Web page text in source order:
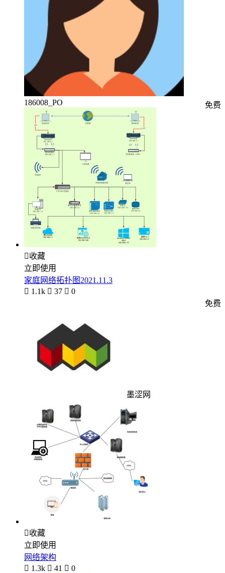
186008_PO 免费
收藏
立即使用
家庭网络拓扑图2021.11.3
 1.1k  37  0
墨涩网
免费
收藏
立即使用
网络架构
 1.3k  41  0